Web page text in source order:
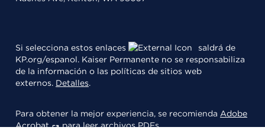
Si selecciona estos enlaces
saldrá de
KP.org/espanol. Kaiser Permanente no se responsabiliza
de la información o las políticas de sitios web
externos. Detalles.
Para obtener la mejor experiencia, se recomienda Adobe
Acrobat
para leer archivos PDFs.